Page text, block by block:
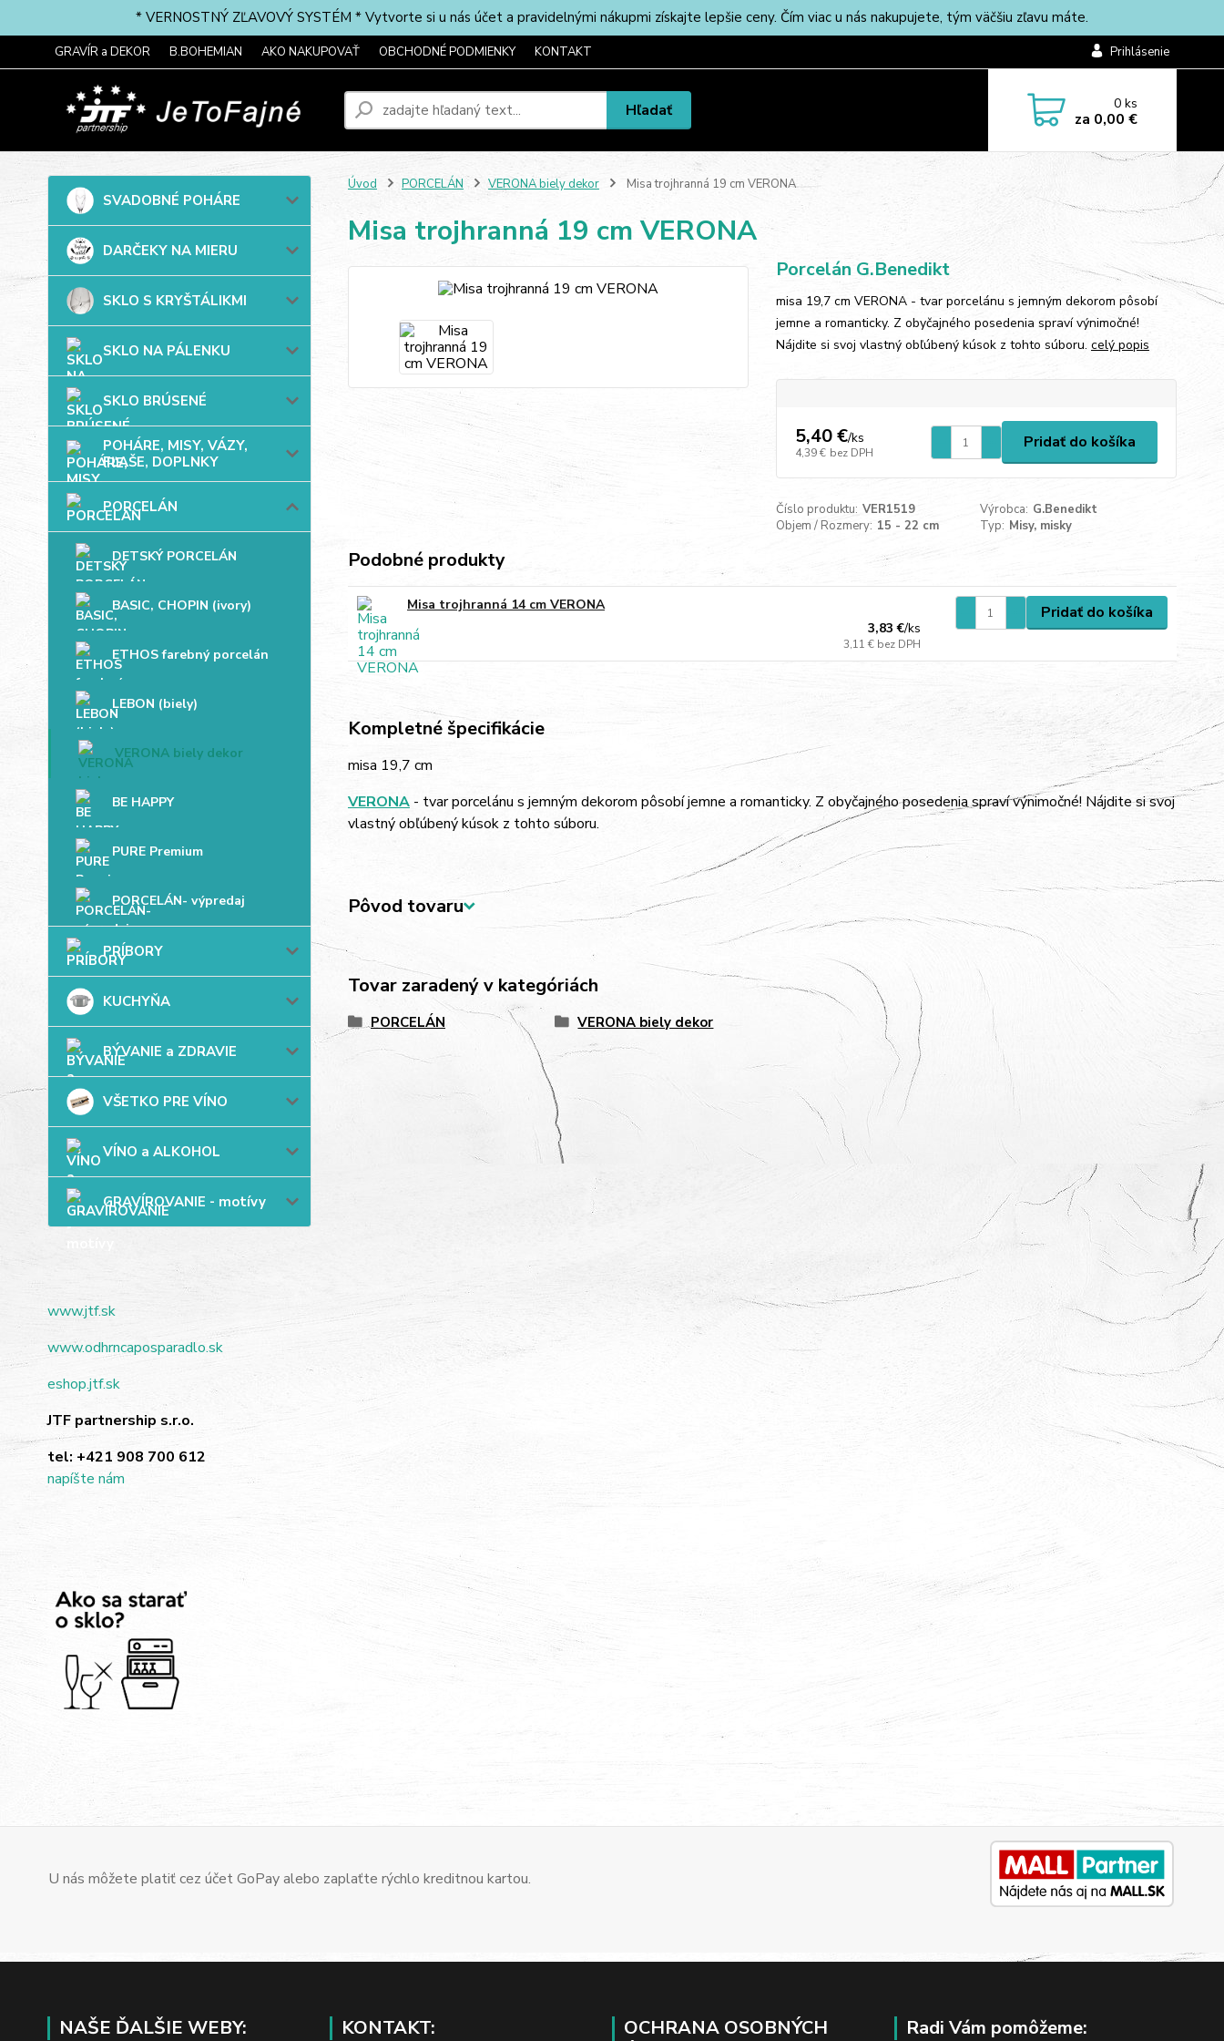
* VERNOSTNÝ ZĽAVOVÝ SYSTÉM * Vytvorte si u nás účet a pravidelnými nákupmi získajte lepšie ceny. Čím viac u nás nakupujete, tým väčšiu zľavu máte.
GRAVÍR a DEKOR B.BOHEMIAN AKO NAKUPOVAŤ OBCHODNÉ PODMIENKY KONTAKT Prihlásenie
Hľadať 0ks
za 0,00 €
SVADOBNÉ POHÁRE
DARČEKY NA MIERU
SKLO S KRYŠTÁLIKMI
SKLO NA PÁLENKU
SKLO BRÚSENÉ
POHÁRE, MISY, VÁZY,
FĽAŠE, DOPLNKY
PORCELÁN
DETSKÝ PORCELÁN
BASIC, CHOPIN (ivory)
ETHOS farebný porcelán
LEBON (biely)
VERONA biely dekor
BE HAPPY
PURE Premium
PORCELÁN- výpredaj
PRÍBORY
KUCHYŇA
BÝVANIE a ZDRAVIE
VŠETKO PRE VÍNO
VÍNO a ALKOHOL
GRAVÍROVANIE - motívy
www.jtf.sk
www.odhrncaposparadlo.sk
eshop.jtf.sk
JTF partnership s.r.o.
tel: +421 908 700 612
napíšte nám
Úvod PORCELÁN VERONA biely dekor Misa trojhranná 19 cm VERONA
Misa trojhranná 19 cm VERONA
Porcelán G.Benedikt
misa 19,7 cm VERONA - tvar porcelánu s jemným dekorom pôsobí
jemne a romanticky. Z obyčajného posedenia spraví výnimočné!
Nájdite si svoj vlastný obľúbený kúsok z tohto súboru. celý popis
5,40 €/ks
4,39 € bez DPH
Pridať do košíka
Číslo produktu: VER1519 Výrobca: G.Benedikt
Objem / Rozmery: 15 - 22 cm Typ: Misy, misky
Podobné produkty
Misa trojhranná 14 cm VERONA
3,83 €/ks
3,11 € bez DPH
Pridať do košíka
Kompletné špecifikácie
misa 19,7 cm
VERONA- tvar porcelánu s jemným dekorom pôsobí jemne a romanticky. Z obyčajného posedenia spraví výnimočné! Nájdite si svoj
vlastný obľúbený kúsok z tohto súboru.
Pôvod tovaru
Tovar zaradený v kategóriách
PORCELÁN VERONA biely dekor
U nás môžete platiť cez účet GoPay alebo zaplaťte rýchlo kreditnou kartou.
NAŠE ĎALŠIE WEBY: KONTAKT:
OCHRANA OSOBNÝCH
Radi Vám pomôžeme: